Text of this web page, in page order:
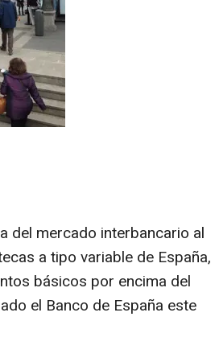
del mercado interbancario al
a tipo variable de España,
básicos por encima del
el Banco de España este